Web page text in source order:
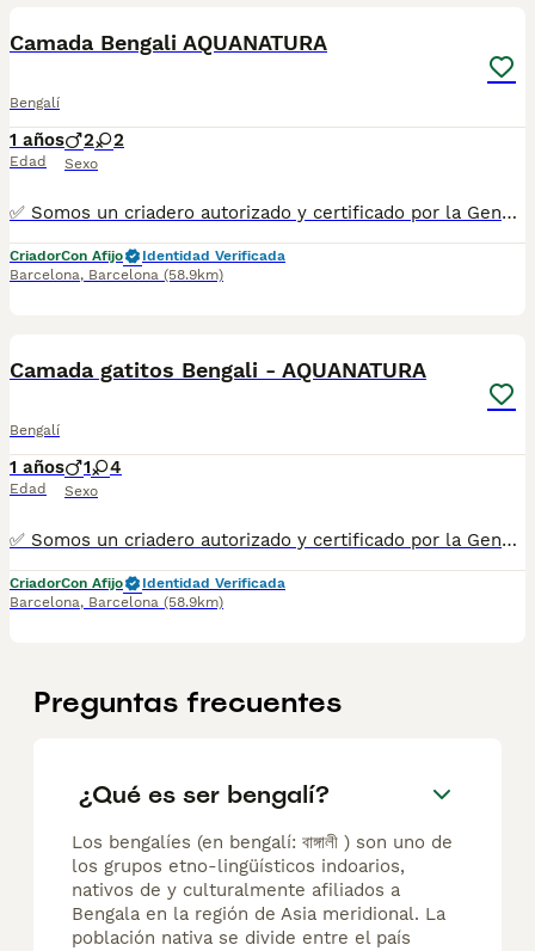
Camada Bengali AQUANATURA
Bengalí
1 años
Edad
2 2
Sexo
✅ Somos un criadero autorizado y certificado por la Generalitat de Catalunya. ☎️ 933095977 📱 685878504 / 674320847 💻 www.aquanatura.es 🚙 Hacemos envíos 📌 Calle Roger de Flor 45, muy cerca del Arc de Triomf de Barcelona, de Lunes a Sábados, desde las 10h hasta las 20:00h. Se entregan con la mayoría de sus vacunas, desparasitados interna y externamente, con microchip y su registro, cartilla sanitaria y contrato de garantías, bajo la supervisión de nuestro equipo veterinario.
CriadorCon Afijo
Identidad Verificada
Barcelona, Barcelona (58.9km)
Camada gatitos Bengali - AQUANATURA
Bengalí
1 años
Edad
1 4
Sexo
✅ Somos un criadero autorizado y certificado por la Generalitat de Catalunya. ☎️ 933095977 📱 685878504 💻 www.aquanatura.es 🚙 Hacemos envíos Se entregan con la mayoría de sus vacunas, desparasitados interna y externamente, con microchip y su registro, cartilla sanitaria y contrato de garantías, bajo la supervisión de nuestro equipo veterinario.
CriadorCon Afijo
Identidad Verificada
Barcelona, Barcelona (58.9km)
Preguntas frecuentes
¿Qué es ser bengalí?
Los bengalíes (en bengalí: বাঙ্গালী ) son uno de
los grupos etno-lingüísticos indoarios,
nativos de y culturalmente afiliados a
Bengala en la región de Asia meridional. La
población nativa se divide entre el país